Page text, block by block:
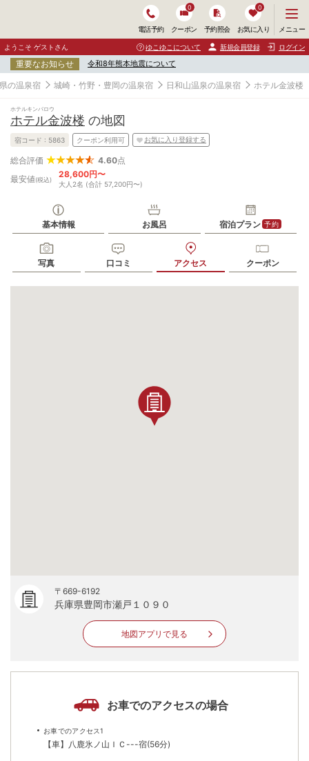
電話予約 クーポン
0
予約照会 お気に入り
0
ニ
ュ
ー
開
く
メニュー
ようこそ ゲストさん ゆこゆこについて 新規会員登録 ログイン
重要なお知らせ 令和8年熊本地震について
の温泉宿 城崎・竹野・豊岡の温泉宿 日和山温泉の温泉宿 ホテル金波楼
ホテルキンパロウ
ホテル金波楼 の地図
宿コード : 5863 クーポン利用可 お気に入り登録する
総合評価 4.60点
最安値(税込)
28,600円〜
大人2名 (合計 57,200円〜)
基本情報 お風呂 宿泊プラン 予約
写真 口コミ アクセス クーポン
〒669-6192
兵庫県豊岡市瀬戸１０９０
地図アプリで見る
お車でのアクセスの場合
お車でのアクセス1
【車】八鹿氷ノ山ＩＣ---宿(56分)